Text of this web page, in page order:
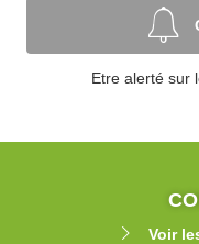
Etre alerté sur
Voir